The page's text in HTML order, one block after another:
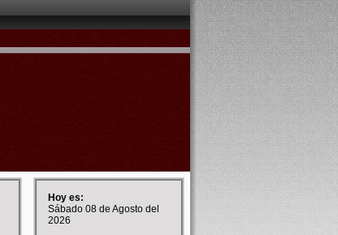
Hoy es:
Sábado 08 de Agosto del
2026